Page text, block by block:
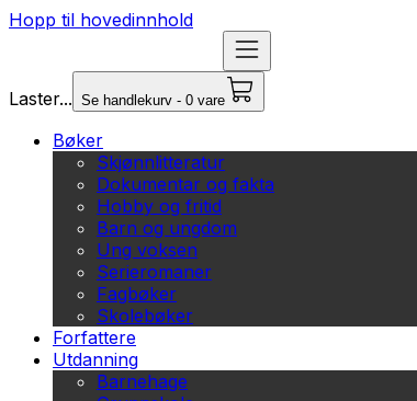
Hopp til hovedinnhold
Laster... Se handlekurv - 0 vare
Bøker
Skjønnlitteratur
Dokumentar og fakta
Hobby og fritid
Barn og ungdom
Ung voksen
Serieromaner
Fagbøker
Skolebøker
Forfattere
Utdanning
Barnehage